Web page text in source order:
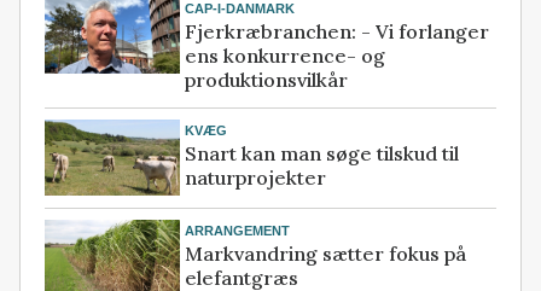
CAP-I-DANMARK
Fjerkræbranchen: - Vi forlanger
ens konkurrence- og
produktionsvilkår
KVÆG
Snart kan man søge tilskud til
naturprojekter
ARRANGEMENT
Markvandring sætter fokus på
elefantgræs